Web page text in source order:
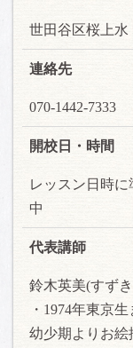
世田谷区桜上水
連絡先
070-1442-7333
開校日・時間
レッスン日時
中
代表講師
鈴木英美(すず
・1974年東京
幼少期よりお絵